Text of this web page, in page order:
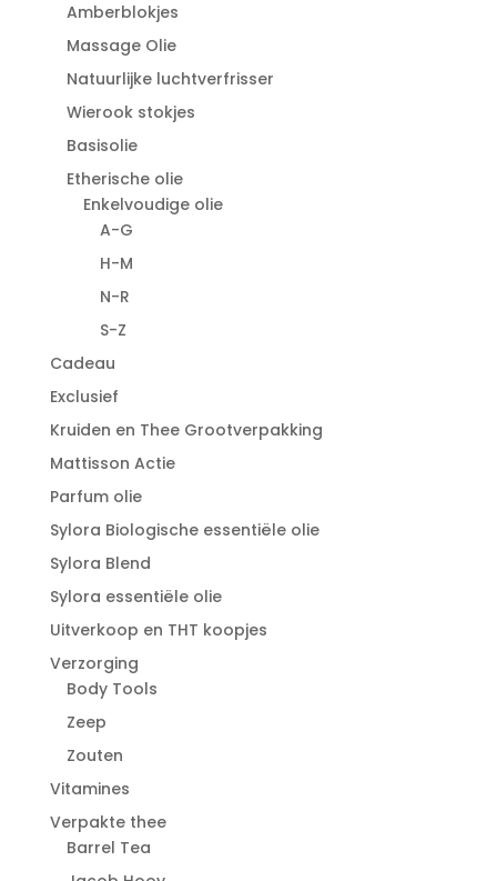
Amberblokjes
Massage Olie
Natuurlijke luchtverfrisser
Wierook stokjes
Basisolie
Etherische olie
Enkelvoudige olie
A-G
H-M
N-R
S-Z
Cadeau
Exclusief
Kruiden en Thee Grootverpakking
Mattisson Actie
Parfum olie
Sylora Biologische essentiële olie
Sylora Blend
Sylora essentiële olie
Uitverkoop en THT koopjes
Verzorging
Body Tools
Zeep
Zouten
Vitamines
Verpakte thee
Barrel Tea